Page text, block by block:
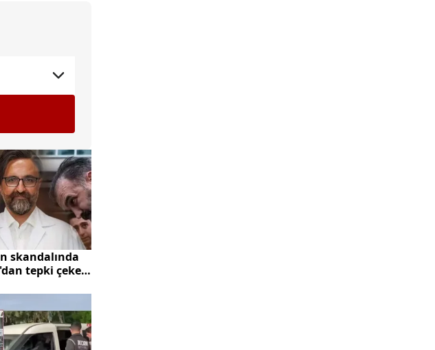
skandalında
tepki çeken